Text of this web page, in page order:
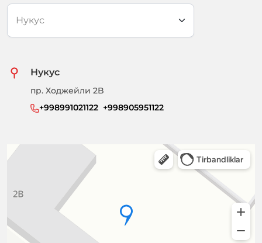
Нукус
пр. Ходжейли 2B
+998991021122  +998905951122